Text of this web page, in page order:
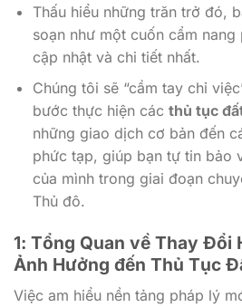
Thấu hiểu những trăn trở đó,
soạn như một cuốn cẩm nang
cập nhật và chi tiết nhất.
Chúng tôi sẽ “cầm tay chỉ
bước thực hiện các thủ tục
những giao dịch cơ bản đến
phức tạp, giúp bạn tự tin bảo
của mình trong giai đoạn
Thủ đô.
1: Tổng Quan về Thay Đổi
Ảnh Hưởng đến Thủ Tục
Việc am hiểu nền tảng pháp lý